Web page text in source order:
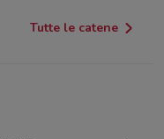
Tutte le catene